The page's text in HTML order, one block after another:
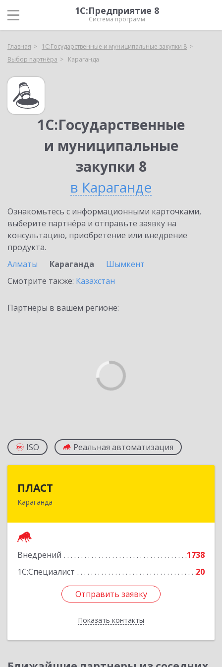
1С:Предприятие 8
Система программ
Главная
1С:Государственные и муниципальные закупки 8
Выбор партнёра
Караганда
1С:Государственные
и муниципальные
закупки 8
в Караганде
Ознакомьтесь с информационными карточками,
выберите партнёра и отправьте заявку на
консультацию, приобретение или внедрение
продукта.
Алматы
Караганда
Шымкент
Смотрите также: Казахстан
Партнеры в вашем регионе:
ISO Реальная автоматизация
ПЛАСТ
Караганда
Внедрений
1738
1С:Специалист
20
Отправить заявку
Показать контакты
100009,Казахстан,г.Караганда, ул.Кривогуза,
Отправить заявку
Назад